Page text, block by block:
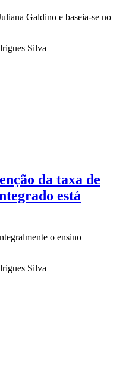
Galdino e baseia-se no
Silva
da taxa de
está
o ensino
Silva